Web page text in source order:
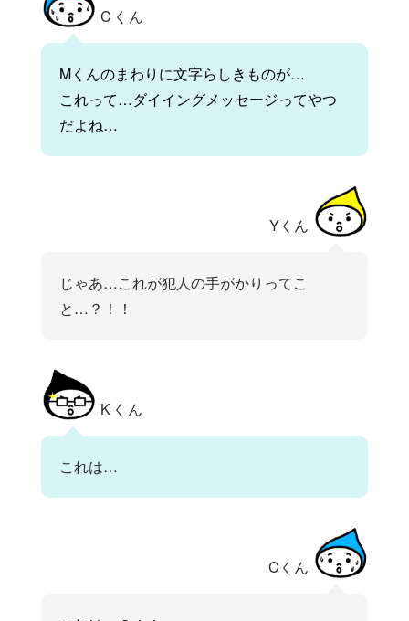
Cくん
Mくんのまわりに文字らしきものが…
これって…ダイイングメッセージってやつ
だよね…
じゃあ…これが犯人の手がかりってこ
と…？！！
Yくん
Kくん
これは…
Cくん